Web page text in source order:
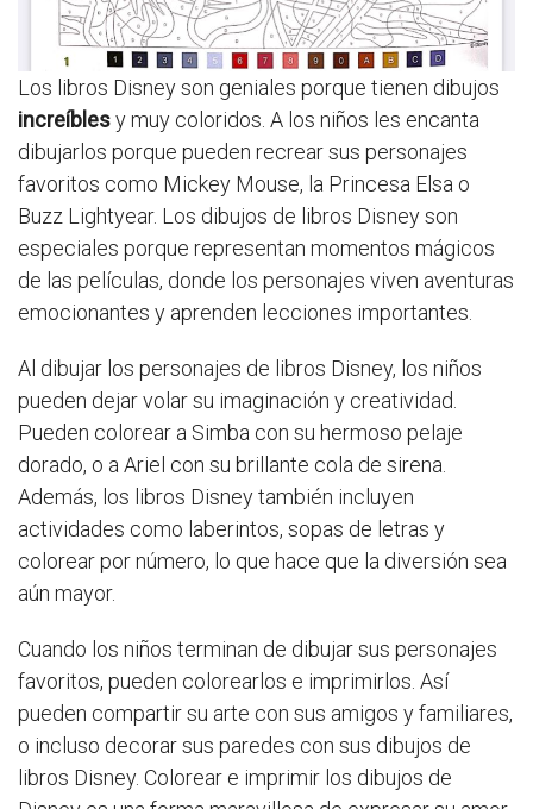
Los libros Disney son geniales porque tienen dibujos
increíblesy muy coloridos. A los niños les encanta
dibujarlos porque pueden recrear sus personajes
favoritos como Mickey Mouse, la Princesa Elsa o
Buzz Lightyear. Los dibujos de libros Disney son
especiales porque representan momentos mágicos
de las películas, donde los personajes viven aventuras
emocionantes y aprenden lecciones importantes.
Al dibujar los personajes de libros Disney, los niños
pueden dejar volar su imaginación y creatividad.
Pueden colorear a Simba con su hermoso pelaje
dorado, o a Ariel con su brillante cola de sirena.
Además, los libros Disney también incluyen
actividades como laberintos, sopas de letras y
colorear por número, lo que hace que la diversión sea
aún mayor.
Cuando los niños terminan de dibujar sus personajes
favoritos, pueden colorearlos e imprimirlos. Así
pueden compartir su arte con sus amigos y familiares,
o incluso decorar sus paredes con sus dibujos de
libros Disney. Colorear e imprimir los dibujos de